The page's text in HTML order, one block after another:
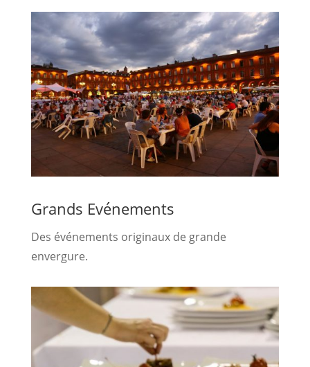
Grands Evénements
Des événements originaux de grande
envergure.